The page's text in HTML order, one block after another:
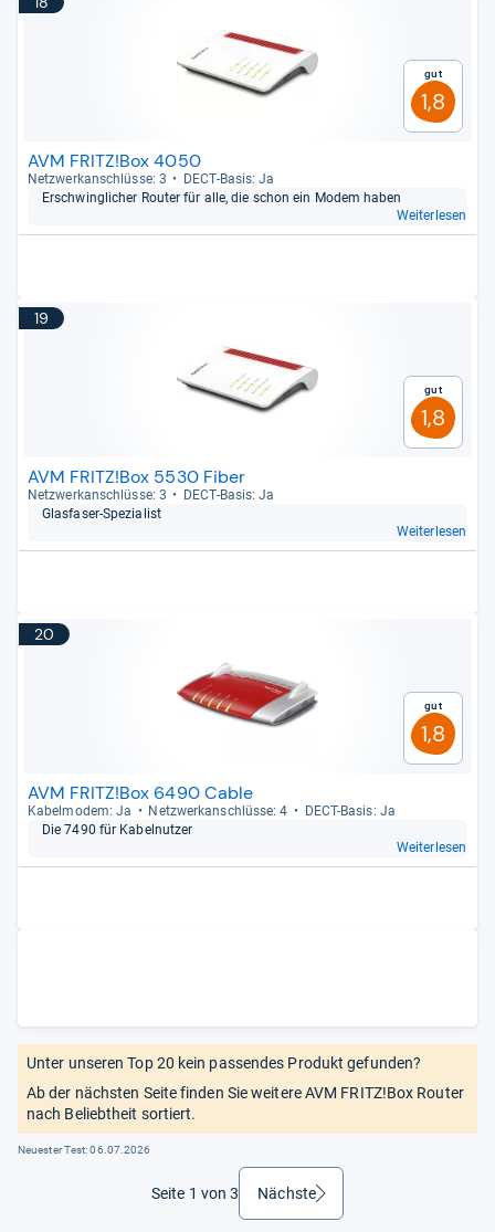
Gut
1,8
AVM FRITZ!Box 4050
Netz­werk­an­schlüsse: 3
DECT-​Basis: Ja
Erschwing­li­cher Rou­ter für alle, die schon ein Modem haben
Weiterlesen
19
Gut
1,8
AVM FRITZ!Box 5530 Fiber
Netz­werk­an­schlüsse: 3
DECT-​Basis: Ja
Glas­fa­ser-​Spe­zia­list
Weiterlesen
20
Gut
1,8
AVM FRITZ!Box 6490 Cable
Kabelm­odem: Ja Netz­werk­an­schlüsse: 4
DECT-​Basis: Ja
Die 7490 für Kabel­nut­zer
Weiterlesen
Unter unseren Top 20 kein passendes Produkt gefunden?
Ab der nächsten Seite finden Sie weitere AVM FRITZ!Box Router
nach Beliebtheit sortiert.
Neuester Test:06.07.2026
Seite 1 von 3 Nächsteweiter